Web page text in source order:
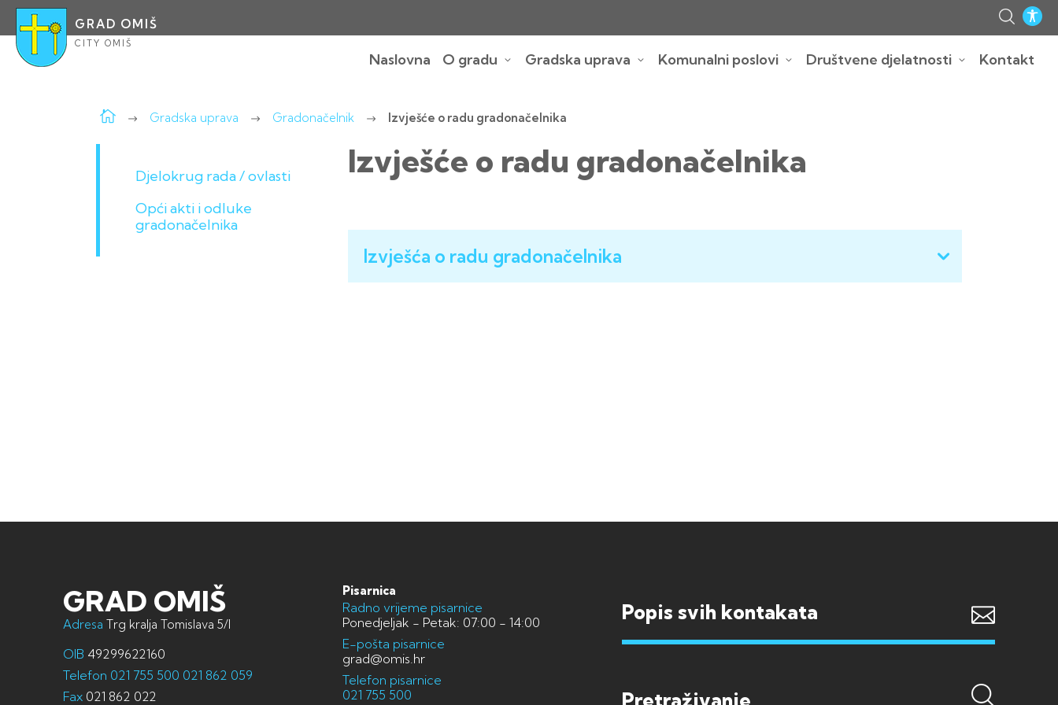
GRAD OMIŠ
CITY OMIŠ
Naslovna O gradu Gradska uprava Komunalni poslovi Društvene djelatnosti Kontakt
Gradska uprava Gradonačelnik Izvješće o radu gradonačelnika
Djelokrug rada / ovlasti
Opći akti i odluke
gradonačelnika
Izvješće o radu gradonačelnika
Izvješća o radu gradonačelnika
GRAD OMIŠ
Adresa Trg kralja Tomislava 5/I
OIB 49299622160
Telefon 021 755 500 021 862 059
Fax 021 862 022
Pisarnica
Radno vrijeme pisarnice
Ponedjeljak - Petak: 07:00 - 14:00
E-pošta pisarnice
grad@omis.hr
Telefon pisarnice
021 755 500
Popis svih kontakata